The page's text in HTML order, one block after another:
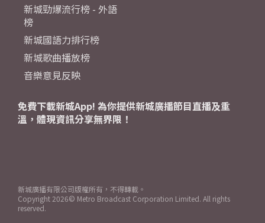
新城勁爆流行榜 - 外語
榜
新城國語力排行榜
新城歌曲播放榜
音樂意見反映
免費下載新城App! 為你提供新城廣播節目直播及重
溫，體現資訊分享無界限！
新城廣播有限公司版權所有，不得轉載。
Copyright 2026© Metro Broadcast Corporation Limited. All rights
reserved.